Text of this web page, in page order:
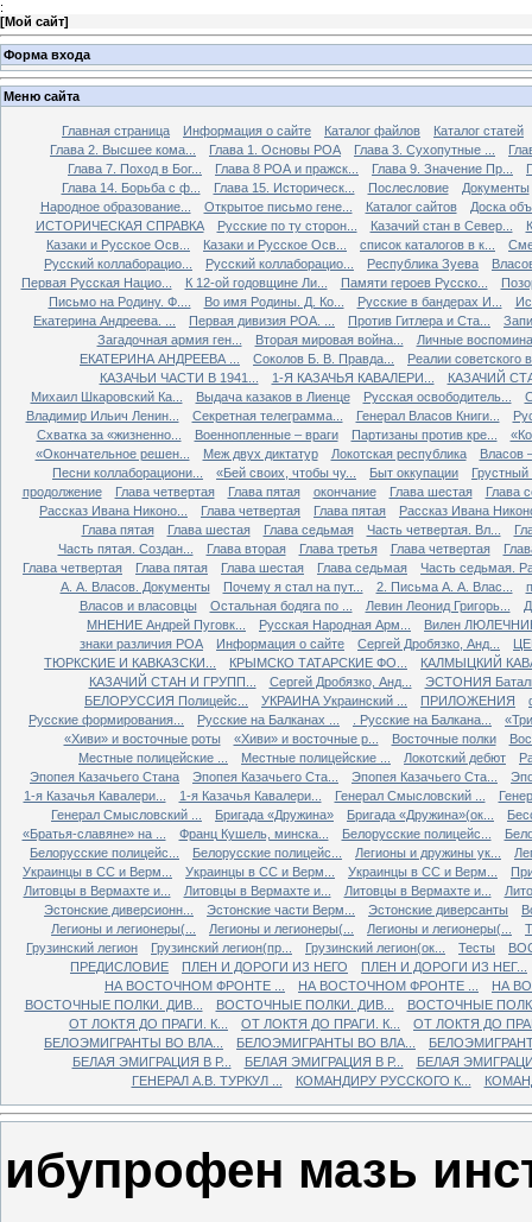
:
[Мой сайт]
Форма входа
Меню сайта
Главная страница Информация о сайте Каталог файлов
Каталог статей
Глава 2. Высшее кома...
Глава 1. Основы РОА Глава 3. Сухопутные ...
Глава 7. Поход в Бог...
Глава 8 РОА и пражск... Глава 9. Значение Пр...
Глава 14. Борьба с ф...
Глава 15. Историческ... Послесловие
Документы
Народное образование...
Открытое письмо гене... Каталог сайтов
Доска
ИСТОРИЧЕСКАЯ СПРАВКА
Русские по ту сторон... Казачий стан в Север...
Казаки и Русское Осв...
Казаки и Русское Осв... список каталогов в к...
Русский коллаборацио...
Русский коллаборацио... Республика Зуева
Первая Русская Нацио...
К 12-ой годовщине Ли... Памяти героев Русско...
Письмо на Родину. Ф....
Во имя Родины. Д. Ко... Русские в бандерах И...
Екатерина Андреева. ...
Первая дивизия РОА. ... Против Гитлера и Ста...
Загадочная армия ген...
Вторая мировая война...
Личные
ЕКАТЕРИНА АНДРЕЕВА ...
Соколов Б. В. Правда...
Реалии советского
КАЗАЧЬИ ЧАСТИ В 1941...
1-Я КАЗАЧЬЯ КАВАЛЕРИ...
КАЗАЧИЙ
Михаил Шкаровский Ка...
Выдача казаков в Лиенце Русская освободитель...
Владимир Ильич Ленин...
Секретная телеграмма... Генерал Власов Книги...
Схватка за «жизненно...
Военнопленные – враги Партизаны против кре...
«Окончательное решен...
Меж двух диктатур Локотская республика
Власов
Песни коллаборациони...
«Бей своих, чтобы чу... Быт оккупации
Грустный
продолжение
Глава четвертая Глава пятая окончание Глава шестая
Глава
Рассказ Ивана Никоно...
Глава четвертая Глава пятая
Рассказ Ивана
Глава пятая
Глава шестая Глава седьмая Часть четвертая. Вл...
Часть пятая. Создан...
Глава вторая Глава третья Глава четвертая
Глава четвертая
Глава пятая Глава шестая Глава седьмая
Часть седьмая.
А. А. Власов. Документы
Почему я стал на пут... 2. Письма А. А. Влас...
Власов и власовцы
Остальная бодяга по ... Левин Леонид Григорь...
МНЕНИЕ Андрей Пуговк...
Русская Народная Арм...
Вилен
знаки различия РОА
Информация о сайте Сергей Дробязко, Анд...
ТЮРКСКИЕ И КАВКАЗСКИ...
КРЫМСКО ТАТАРСКИЕ ФО...
КАЛМЫЦКИЙ
КАЗАЧИЙ СТАН И ГРУПП...
Сергей Дробязко, Анд...
ЭСТОНИЯ
БЕЛОРУССИЯ Полицейс...
УКРАИНА Украинский ... ПРИЛОЖЕНИЯ
Русские формирования...
Русские на Балканах ... . Русские на Балкана...
«Хиви» и восточные роты
«Хиви» и восточные р... Восточные полки
Местные полицейские ...
Местные полицейские ... Локотский дебют
Эпопея Казачьего Стана
Эпопея Казачьего Ста... Эпопея Казачьего Ста...
1-я Казачья Кавалери...
1-я Казачья Кавалери... Генерал Смысловский ...
Генерал Смысловский ...
Бригада «Дружина» Бригада «Дружина»(ок...
«Братья-славяне» на ...
Франц Кушель, минска... Белорусские полицейс...
Белорусские полицейс...
Белорусские полицейс... Легионы и дружины ук...
Украинцы в СС и Верм...
Украинцы в СС и Верм... Украинцы в СС и Верм...
Литовцы в Вермахте и...
Литовцы в Вермахте и... Литовцы в Вермахте и...
Эстонские диверсионн...
Эстонские части Верм... Эстонские диверсанты
Легионы и легионеры(...
Легионы и легионеры(... Легионы и легионеры(...
Грузинский легион
Грузинский легион(пр... Грузинский легион(ок... Тесты
ПРЕДИСЛОВИЕ
ПЛЕН И ДОРОГИ ИЗ НЕГО
ПЛЕН И ДОРОГИ ИЗ НЕГ...
НА ВОСТОЧНОМ ФРОНТЕ ...
НА ВОСТОЧНОМ ФРОНТЕ ...
НА
ВОСТОЧНЫЕ ПОЛКИ. ДИВ...
ВОСТОЧНЫЕ ПОЛКИ. ДИВ...
ВОСТОЧНЫЕ
ОТ ЛОКТЯ ДО ПРАГИ. К...
ОТ ЛОКТЯ ДО ПРАГИ. К...
ОТ ЛОКТЯ ДО
БЕЛОЭМИГРАНТЫ ВО ВЛА...
БЕЛОЭМИГРАНТЫ ВО ВЛА...
БЕЛАЯ ЭМИГРАЦИЯ В Р...
БЕЛАЯ ЭМИГРАЦИЯ В Р...
БЕЛАЯ
ГЕНЕРАЛ А.В. ТУРКУЛ ...
КОМАНДИРУ РУССКОГО К...
ибупрофен мазь